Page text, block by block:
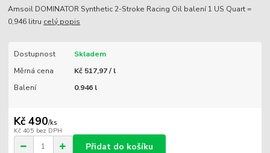
Amsoil DOMINATOR Synthetic 2-Stroke Racing Oil balení 1 US Quart =
0,946 litru celý popis
Dostupnost
Skladem
Měrná cena
Kč 517,97 / l
Balení
0.946 l
Kč 490/ks
Kč 405 bez DPH
Přidat do košíku